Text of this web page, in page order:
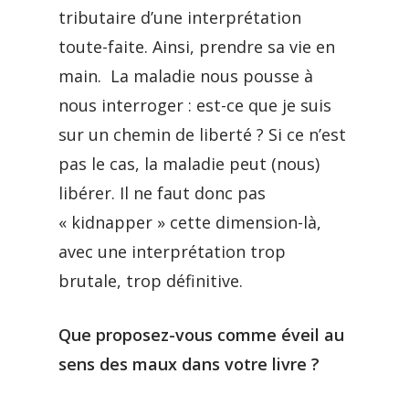
tributaire d’une interprétation
toute-faite. Ainsi, prendre sa vie en
main. La maladie nous pousse à
nous interroger : est-ce que je suis
sur un chemin de liberté ? Si ce n’est
pas le cas, la maladie peut (nous)
libérer. Il ne faut donc pas
« kidnapper » cette dimension-là,
avec une interprétation trop
brutale, trop définitive.
Que proposez-vous comme éveil au
sens des maux dans votre livre ?